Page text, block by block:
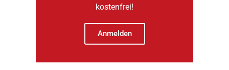
kostenfrei!
Anmelden